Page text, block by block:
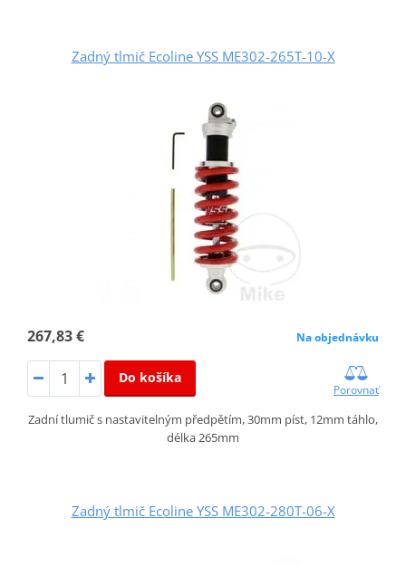
Zadný tlmič Ecoline YSS ME302-265T-10-X
267,83 € Na objednávku
Do košíka
Porovnať
Zadní tlumič s nastavitelným předpětím, 30mm píst, 12mm táhlo,
délka 265mm
Zadný tlmič Ecoline YSS ME302-280T-06-X